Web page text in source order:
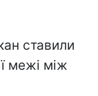
ставили
межі між